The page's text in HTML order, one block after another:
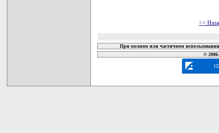
<<
При полном или частичном
©